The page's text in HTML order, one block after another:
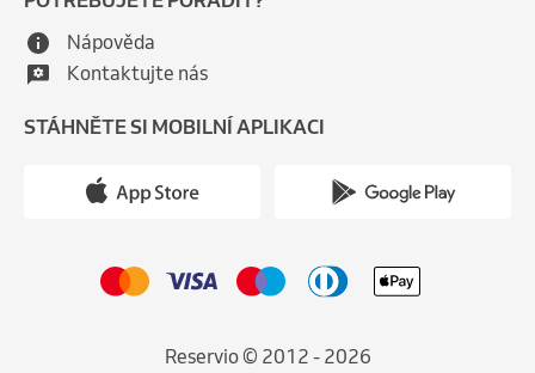
Nápověda
Kontaktujte nás
STÁHNĚTE SI MOBILNÍ APLIKACI
Reservio © 2012 - 2026